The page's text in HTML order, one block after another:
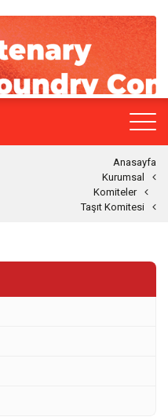
Anasayfa
Kurumsal
Komiteler
Taşıt Komitesi